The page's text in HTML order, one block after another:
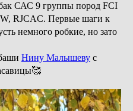
САС 9 группы пород FCI
RJCAC. Первые шаги к
немного робкие, но зато
Нину Малышеву с